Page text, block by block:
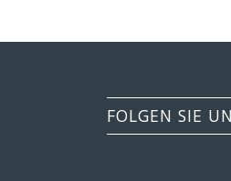
FOLGEN SIE